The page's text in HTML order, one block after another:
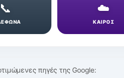
📞 ☁️
ΚΑΙΡΟΣ
πηγές της Google: